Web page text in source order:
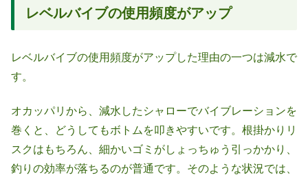
レベルバイブの使用頻度がアップ
レベルバイブの使用頻度がアップした理由の一つは減水で
す。
オカッパリから、減水したシャローでバイブレーションを
巻くと、どうしてもボトムを叩きやすいです。根掛かりリ
スクはもちろん、細かいゴミがしょっちゅう引っかかり、
釣りの効率が落ちるのが普通です。そのような状況では、